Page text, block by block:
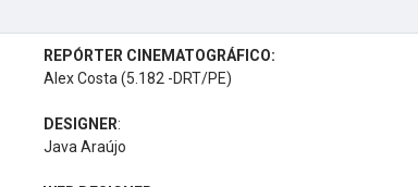
REPÓRTER CINEMATOGRÁFICO:
Alex Costa (5.182 -DRT/PE)
DESIGNER:
Java Araújo